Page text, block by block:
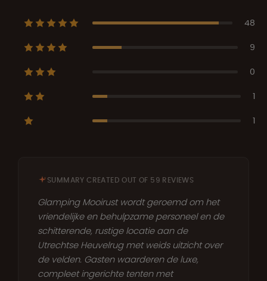
48
9
0
1
1
SUMMARY CREATED OUT OF 59 REVIEWS
Glamping Mooirust wordt geroemd om het
vriendelijke en behulpzame personeel en de
schitterende, rustige locatie aan de
Utrechtse Heuvelrug met weids uitzicht over
de velden. Gasten waarderen de luxe,
compleet ingerichte tenten met